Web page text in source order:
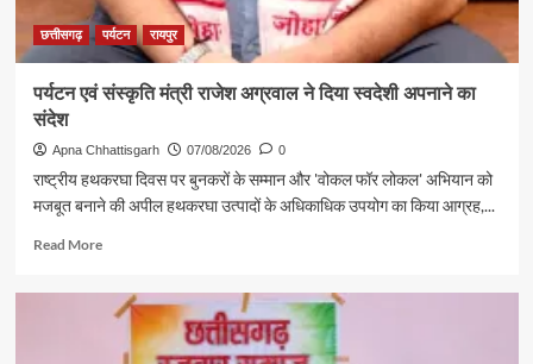
छत्तीसगढ़ पर्यटन रायपुर
पर्यटन एवं संस्कृति मंत्री राजेश अग्रवाल ने दिया स्वदेशी अपनाने का
संदेश
Apna Chhattisgarh 07/08/2026 0
राष्ट्रीय हथकरघा दिवस पर बुनकरों के सम्मान और 'वोकल फॉर लोकल' अभियान को
मजबूत बनाने की अपील हथकरघा उत्पादों के अधिकाधिक उपयोग का किया आग्रह,...
Read MoreRead
पर्यटन
संस्कृति